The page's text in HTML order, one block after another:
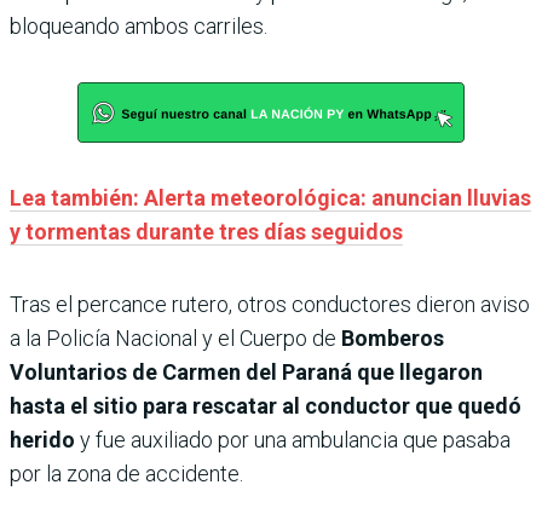
bloqueando ambos carriles.
Lea también: Alerta meteorológica: anuncian lluvias
y tormentas durante tres días seguidos
Tras el percance rutero, otros conductores dieron aviso
a la Policía Nacional y el Cuerpo de Bomberos
Voluntarios de Carmen del Paraná que llegaron
hasta el sitio para rescatar al conductor que quedó
herido y fue auxiliado por una ambulancia que pasaba
por la zona de accidente.